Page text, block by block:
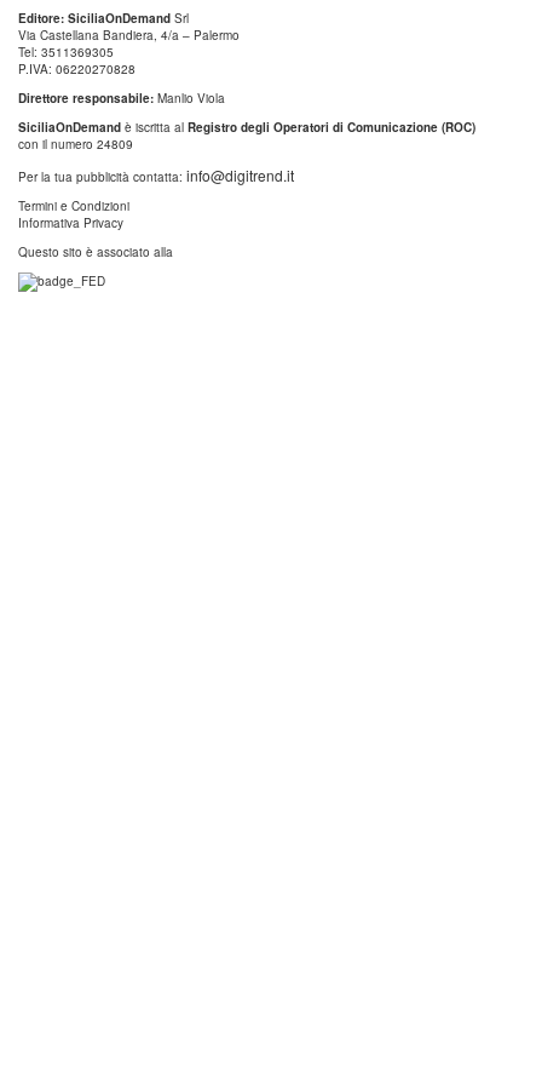
Editore: SiciliaOnDemand Srl
Via Castellana Bandiera, 4/a – Palermo
Tel: 3511369305
P.IVA: 06220270828
Direttore responsabile: Manlio Viola
SiciliaOnDemand è iscritta al Registro degli Operatori di Comunicazione (ROC)
con il numero 24809
Per la tua pubblicità contatta: info@digitrend.it
Termini e Condizioni
Informativa Privacy
Questo sito è associato alla